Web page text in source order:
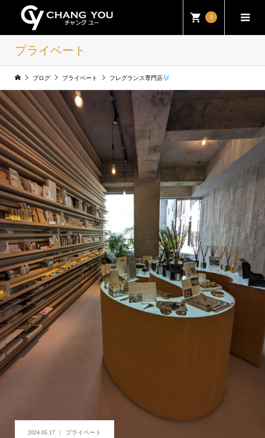
0
プライベート
ブログ プライベート フレグランス専門店
2024.05.17 プライベート